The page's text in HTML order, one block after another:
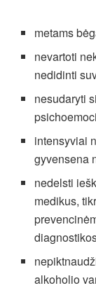
metams
nevartoti
nedidinti
nesudaryti
intensyviai
gyvensena
nedelsti
medikus,
alkoholio